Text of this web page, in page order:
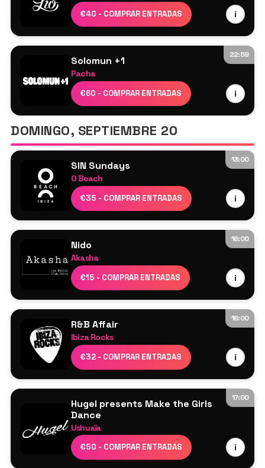
Nina Kraviz
ANNĒ
Ignez
€40 - COMPRAR ENTRADAS i
Cartel por confirmar
22:59
Solomun +1
Pacha
€60 - COMPRAR ENTRADAS i
Solomun
Desiree
DOMINGO, SEPTIEMBRE 20
13:00
SIN Sundays
O Beach
€35 - COMPRAR ENTRADAS i
Billie Clements & Chris Wright
New Era
Dermot C
AJ Murphy
Shaun Flynn
Ellie Sax
Jamie Love
Sam Dungate
16:00
Nido
Akasha
€15 - COMPRAR ENTRADAS i
Cartel por confirmar
16:00
R&B Affair
Ibiza Rocks
€32 - COMPRAR ENTRADAS i
DJs residentes
17:00
Hugel presents Make the Girls
Dance
Ushuaïa
€50 - COMPRAR ENTRADAS i
HUGEL
More TBA